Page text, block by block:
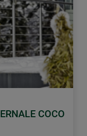
COCO